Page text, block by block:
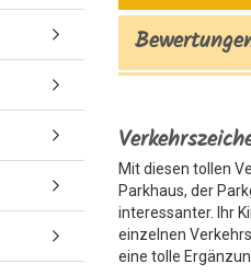
Mit diesen tollen
Parkhaus, der
interessanter. Ihr
einzelnen
eine tolle